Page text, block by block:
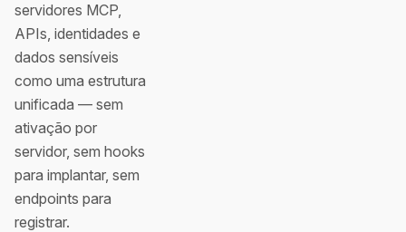
servidores MCP,
APIs, identidades e
dados sensíveis
como uma estrutura
unificada — sem
ativação por
servidor, sem hooks
para implantar, sem
endpoints para
registrar.